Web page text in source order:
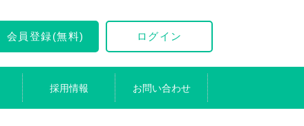
会員登録(無料) ログイン
採用情報 お問い合わせ